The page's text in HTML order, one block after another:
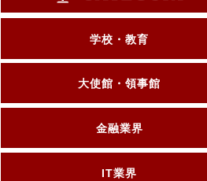
学校・教育
大使館・領事館
金融業界
IT業界